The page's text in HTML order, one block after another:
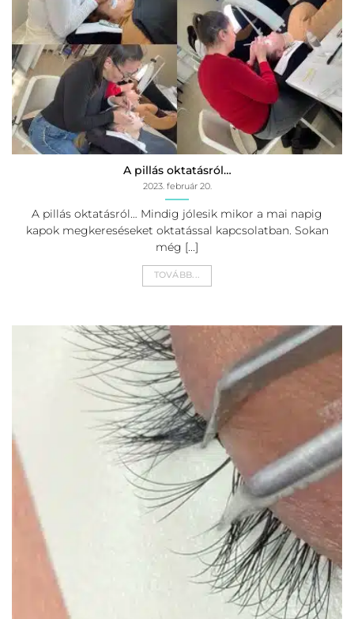
A pillás oktatásról…
2023. február 20.
A pillás oktatásról… Mindig jólesik mikor a mai napig
kapok megkereséseket oktatással kapcsolatban. Sokan
még [...]
TOVÁBB...